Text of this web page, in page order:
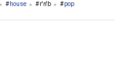
house r'n'b pop